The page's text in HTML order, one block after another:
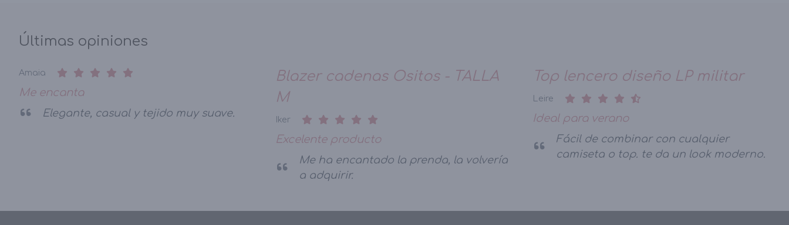
Últimas opiniones
Amaia
Me encanta
Elegante, casual y tejido muy suave.
Blazer cadenas Ositos - TALLA
M
Iker
Excelente producto
Me ha encantado la prenda, la volvería
a adquirir.
Top lencero diseño LP militar
Leire
Ideal para verano
Fácil de combinar con cualquier
camiseta o top. te da un look moderno.